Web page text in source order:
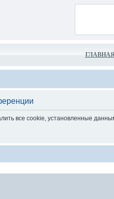
все cookie, установленные